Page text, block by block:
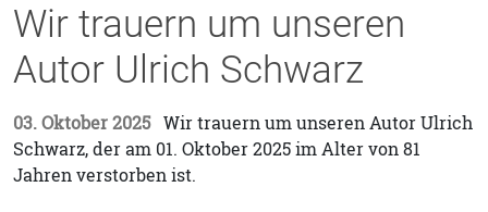
Wir trauern um unseren
Autor Ulrich Schwarz
03. Oktober 2025 Wir trauern um unseren Autor Ulrich
Schwarz, der am 01. Oktober 2025 im Alter von 81
Jahren verstorben ist.